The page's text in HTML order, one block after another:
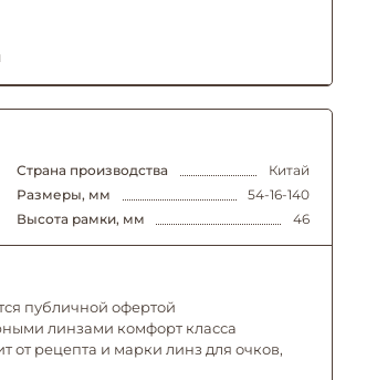
Страна производства
Китай
Размеры, мм
54-16-140
Высота рамки, мм 46
публичной офертой
линзами комфорт класса
от рецепта и марки линз для очков,